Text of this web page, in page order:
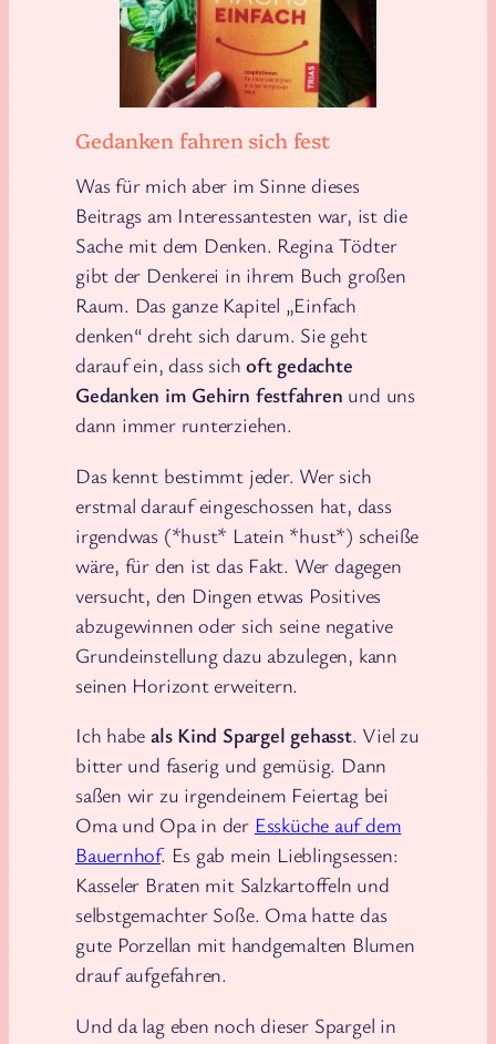
Gedanken fahren sich fest
Was für mich aber im Sinne dieses
Beitrags am Interessantesten war, ist die
Sache mit dem Denken. Regina Tödter
gibt der Denkerei in ihrem Buch großen
Raum. Das ganze Kapitel „Einfach
denken“ dreht sich darum. Sie geht
darauf ein, dass sichoft gedachte
Gedanken im Gehirn festfahren und uns
dann immer runterziehen.
Das kennt bestimmt jeder. Wer sich
erstmal darauf eingeschossen hat, dass
irgendwas (*hust* Latein *hust*) scheiße
wäre, für den ist das Fakt. Wer dagegen
versucht, den Dingen etwas Positives
abzugewinnen oder sich seine negative
Grundeinstellung dazu abzulegen, kann
seinen Horizont erweitern.
Ich habeals Kind Spargel gehasst. Viel zu
bitter und faserig und gemüsig. Dann
saßen wir zu irgendeinem Feiertag bei
Oma und Opa in der Essküche auf dem
Bauernhof. Es gab mein Lieblingsessen:
Kasseler Braten mit Salzkartoffeln und
selbstgemachter Soße. Oma hatte das
gute Porzellan mit handgemalten Blumen
drauf aufgefahren.
Und da lag eben noch dieser Spargel in